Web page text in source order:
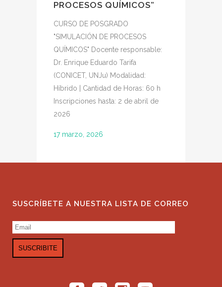
PROCESOS QUÍMICOS”
CURSO DE POSGRADO
"SIMULACIÓN DE PROCESOS
QUÍMICOS" Docente responsable:
Dr. Enrique Eduardo Tarifa
(CONICET, UNJu) Modalidad:
Híbrido | Cantidad de Horas: 60 h
Inscripciones hasta: 2 de abril de
2026
17 marzo, 2026
SUSCRÍBETE A NUESTRA LISTA DE CORREO